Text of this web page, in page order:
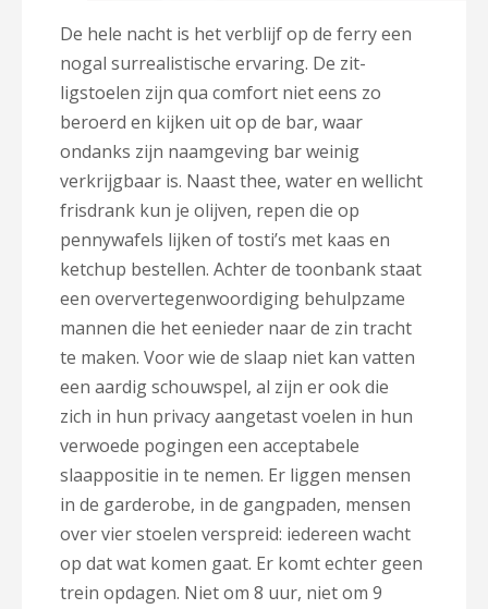
De hele nacht is het verblijf op de ferry een
nogal surrealistische ervaring. De zit-
ligstoelen zijn qua comfort niet eens zo
beroerd en kijken uit op de bar, waar
ondanks zijn naamgeving bar weinig
verkrijgbaar is. Naast thee, water en wellicht
frisdrank kun je olijven, repen die op
pennywafels lijken of tosti’s met kaas en
ketchup bestellen. Achter de toonbank staat
een oververtegenwoordiging behulpzame
mannen die het eenieder naar de zin tracht
te maken. Voor wie de slaap niet kan vatten
een aardig schouwspel, al zijn er ook die
zich in hun privacy aangetast voelen in hun
verwoede pogingen een acceptabele
slaappositie in te nemen. Er liggen mensen
in de garderobe, in de gangpaden, mensen
over vier stoelen verspreid: iedereen wacht
op dat wat komen gaat. Er komt echter geen
trein opdagen. Niet om 8 uur, niet om 9